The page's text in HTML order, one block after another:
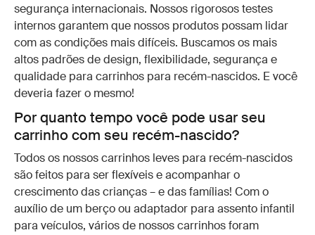
segurança internacionais. Nossos rigorosos testes
internos garantem que nossos produtos possam lidar
com as condições mais difíceis. Buscamos os mais
altos padrões de design, flexibilidade, segurança e
qualidade para carrinhos para recém-nascidos. E você
deveria fazer o mesmo!
Por quanto tempo você pode usar seu
carrinho com seu recém-nascido?
Todos os nossos carrinhos leves para recém-nascidos
são feitos para ser flexíveis e acompanhar o
crescimento das crianças – e das famílias! Com o
auxílio de um berço ou adaptador para assento infantil
para veículos, vários de nossos carrinhos foram